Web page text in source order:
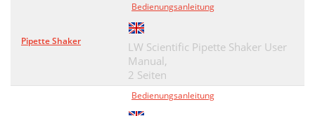
Pipette Shaker
Bedienungsanleitung
LW Scientific Pipette Shaker User
Manual,
2 Seiten
Bedienungsanleitung